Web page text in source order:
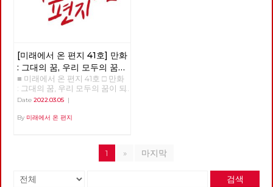
[미래에서 온 편지 41호] 만화
: 그대의 꿈, 우리 모두의 꿈이
되어
■ 미래에서 온 편지 41호 □ 만화
: 그대의 꿈, 우리 모두의 꿈이 되
어 >>>>>> 업로드 준비중
Date 2022.03.05 |
By 미래에서 온 편지
1 » 마지막
검색